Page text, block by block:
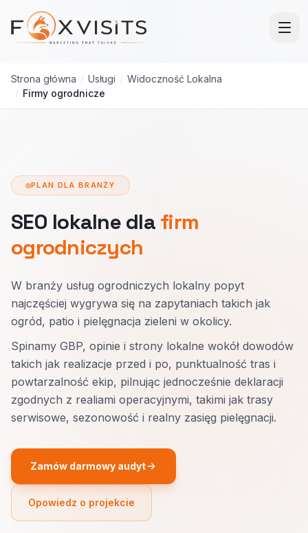
Przejdź do treści głównej
Strona główna / Usługi / Widoczność Lokalna
/ Firmy ogrodnicze
PLAN DLA BRANŻY
SEO lokalne dla firm
ogrodniczych
W branży usług ogrodniczych lokalny popyt
najczęściej wygrywa się na zapytaniach takich jak
ogród, patio i pielęgnacja zieleni w okolicy.
Spinamy GBP, opinie i strony lokalne wokół dowodów
takich jak realizacje przed i po, punktualność tras i
powtarzalność ekip, pilnując jednocześnie deklaracji
zgodnych z realiami operacyjnymi, takimi jak trasy
serwisowe, sezonowość i realny zasięg pielęgnacji.
Zamów darmowy audyt
Opowiedz o projekcie